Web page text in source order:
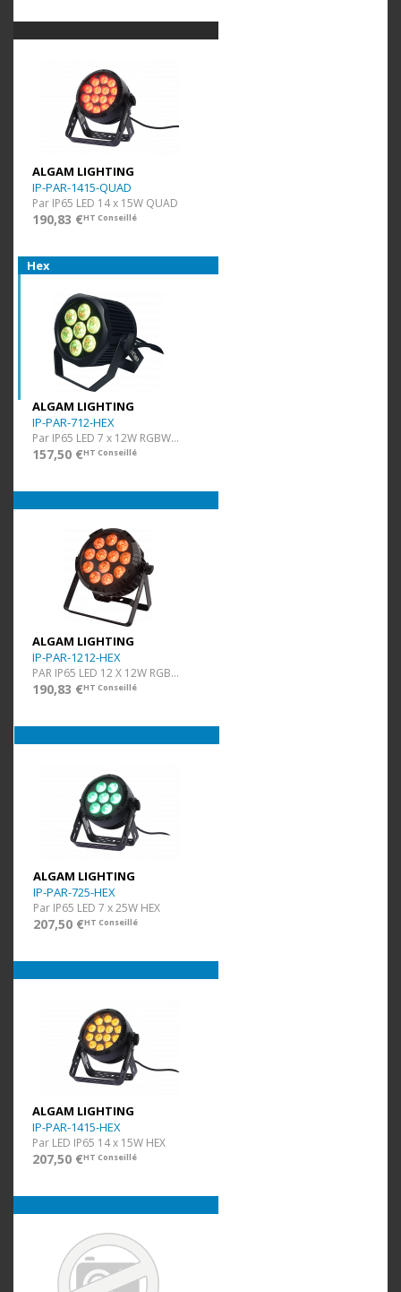
ALGAM LIGHTING
IP-PAR-1415-QUAD
Par IP65 LED 14 x 15W QUAD
190,83 €HT Conseillé
Hex
ALGAM LIGHTING
IP-PAR-712-HEX
Par IP65 LED 7 x 12W RGBWAUV
157,50 €HT Conseillé
ALGAM LIGHTING
IP-PAR-1212-HEX
PAR IP65 LED 12 X 12W RGBWA-UV
190,83 €HT Conseillé
ALGAM LIGHTING
IP-PAR-725-HEX
Par IP65 LED 7 x 25W HEX
207,50 €HT Conseillé
ALGAM LIGHTING
IP-PAR-1415-HEX
Par LED IP65 14 x 15W HEX
207,50 €HT Conseillé